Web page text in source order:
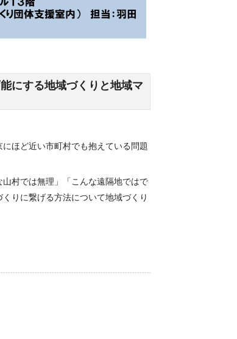
にする地域づくりと地域マ
ほど近い市町村でも抱えている問題
村では無理」「こんな遠隔地ではで
りに繋げる方法について地域づくり